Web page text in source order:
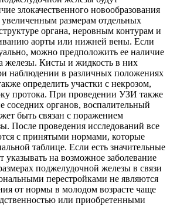
злокачественного новообразования
размерам отдельных
органа, неровным контурам и
аорты или нижней вены. Если
можно предположить ее наличие
железы. Кисты и жидкость в них
наблюдении в различных положениях
определить участки с некрозом,
протока. При проведении УЗИ также
соседних органов, воспалительный
быть связан с поражением
После проведения исследований все
с принятыми нормами, которые
таблице. Если есть значительные
указывать на возможное заболевание
поджелудочной железы в связи
перестройками не являются
от нормы в молодом возрасте чаще
или приобретенными